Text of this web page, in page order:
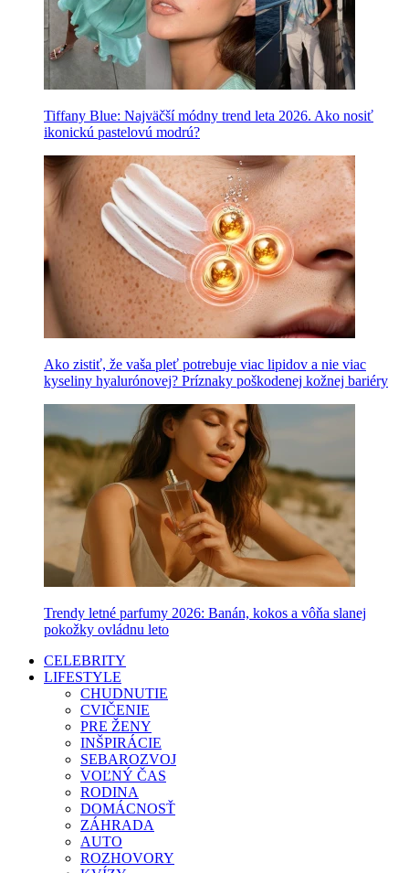
Tiffany Blue: Najväčší módny trend leta 2026. Ako nosiť
ikonickú pastelovú modrú?
Ako zistiť, že vaša pleť potrebuje viac lipidov a nie viac
kyseliny hyalurónovej? Príznaky poškodenej kožnej bariéry
Trendy letné parfumy 2026: Banán, kokos a vôňa slanej
pokožky ovládnu leto
CELEBRITY
LIFESTYLE
CHUDNUTIE
CVIČENIE
PRE ŽENY
INŠPIRÁCIE
SEBAROZVOJ
VOĽNÝ ČAS
RODINA
DOMÁCNOSŤ
ZÁHRADA
AUTO
ROZHOVORY